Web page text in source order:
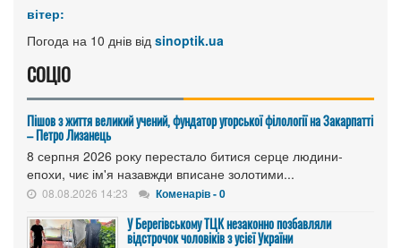
вітер:
Погода на 10 днів від sinoptik.ua
СОЦІО
Пішов з життя великий учений, фундатор угорської філології на Закарпатті
– Петро Лизанець
8 серпня 2026 року перестало битися серце людини-
епохи, чиє ім'я назавжди вписане золотими...
08.08.2026 14:23 Коменарів - 0
У Берегівському ТЦК незаконно позбавляли
відстрочок чоловіків з усієї України